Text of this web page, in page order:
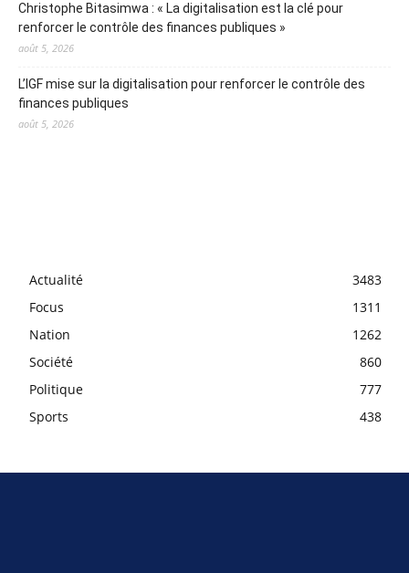
Christophe Bitasimwa : « La digitalisation est la clé pour
renforcer le contrôle des finances publiques »
août 5, 2026
L’IGF mise sur la digitalisation pour renforcer le contrôle des
finances publiques
août 5, 2026
Actualité
3483
Focus
1311
Nation
1262
Société
860
Politique
777
Sports
438